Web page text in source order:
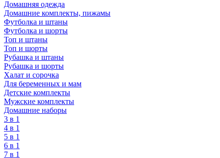
Домашняя одежда
Домашние комплекты, пижамы
Футболка и штаны
Футболка и шорты
Топ и штаны
Топ и шорты
Рубашка и штаны
Рубашка и шорты
Халат и сорочка
Для беременных и мам
Детские комплекты
Мужские комплекты
Домашние наборы
3 в 1
4 в 1
5 в 1
6 в 1
7 в 1